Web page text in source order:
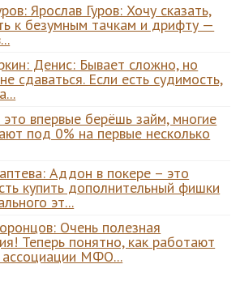
Ярослав Гуров: Хочу сказать,
к безумным тачкам и дрифту —
Денис: Бывает сложно, но
сдаваться. Если есть судимость,
это впервые берёшь займ, многие
под 0% на первые несколько
Аддон в покере – это
купить дополнительный фишки
эт...
Очень полезная
Теперь понятно, как работают
ассоциации МФО...